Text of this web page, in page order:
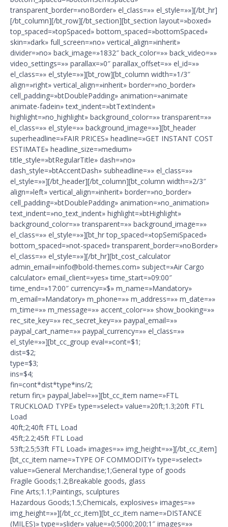
transparent_border=»noBorder» el_class=»» el_style=»»][/bt_hr]
[/bt_column][/bt_row][/bt_section][bt_section layout=»boxed»
top_spaced=»topSpaced» bottom_spaced=»bottomSpaced»
skin=»dark» full_screen=»no» vertical_align=»inherit»
divider=»no» back_image=»1832″ back_color=»» back_video=»»
video_settings=»» parallax=»0″ parallax_offset=»» el_id=»»
el_class=»» el_style=»»][bt_row][bt_column width=»1/3″
align=»right» vertical_align=»inherit» border=»no_border»
cell_padding=»btDoublePadding» animation=»animate
animate-fadein» text_indent=»btTextIndent»
highlight=»no_highlight» background_color=»» transparent=»»
el_class=»» el_style=»» background_image=»»][bt_header
superheadline=»FAIR PRICES» headline=»GET INSTANT COST
ESTIMATE» headline_size=»medium»
title_style=»btRegularTitle» dash=»no»
dash_style=»btAccentDash» subheadline=»» el_class=»»
el_style=»»][/bt_header][/bt_column][bt_column width=»2/3″
align=»left» vertical_align=»inherit» border=»no_border»
cell_padding=»btDoublePadding» animation=»no_animation»
text_indent=»no_text_indent» highlight=»btHighlight»
background_color=»» transparent=»» background_image=»»
el_class=»» el_style=»»][bt_hr top_spaced=»topSemiSpaced»
bottom_spaced=»not-spaced» transparent_border=»noBorder»
el_class=»» el_style=»»][/bt_hr][bt_cost_calculator
admin_email=»info@bold-themes.com» subject=»Air Cargo
calculator» email_client=»yes» time_start=»09:00″
time_end=»17:00″ currency=»$» m_name=»Mandatory»
m_email=»Mandatory» m_phone=»» m_address=»» m_date=»»
m_time=»» m_message=»» accent_color=»» show_booking=»»
rec_site_key=»» rec_secret_key=»» paypal_email=»»
paypal_cart_name=»» paypal_currency=»» el_class=»»
el_style=»»][bt_cc_group eval=»cont=$1;
dist=$2;
type=$3;
ins=$4;
fin=cont*dist*type*ins/2;
return fin;» paypal_label=»»][bt_cc_item name=»FTL
TRUCKLOAD TYPE» type=»select» value=»20ft;1.3;20ft FTL
Load
40ft;2;40ft FTL Load
45ft;2.2;45ft FTL Load
53ft;2.5;53ft FTL Load» images=»» img_height=»»][/bt_cc_item]
[bt_cc_item name=»TYPE OF COMMODITY» type=»select»
value=»General Merchandise;1;General type of goods
Fragile Goods;1.2;Breakable goods, glass
Fine Arts;1.1;Paintings, sculptures
Hazardous Goods;1.5;Chemicals, explosives» images=»»
img_height=»»][/bt_cc_item][bt_cc_item name=»DISTANCE
(MILES)» type=»slider» value=»0;5000;200;1″ images=»»